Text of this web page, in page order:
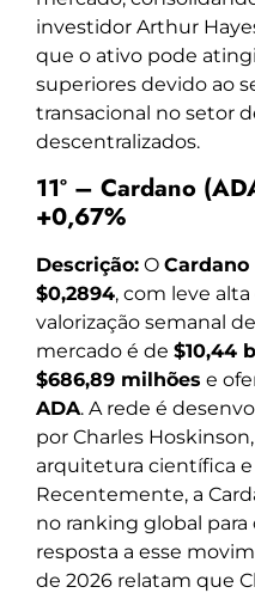
investidor Arthur
que o ativo pode
superiores devido ao
transacional no setor
descentralizados.
11º – Cardano
+0,67%
Descrição: O Cardano
$0,2894, com leve
valorização semanal de
mercado é de $10,44
$686,89 milhões e
ADA. A rede é
por Charles
arquitetura científica e
Recentemente, a
no ranking global para
resposta a esse
de 2026 relatam que